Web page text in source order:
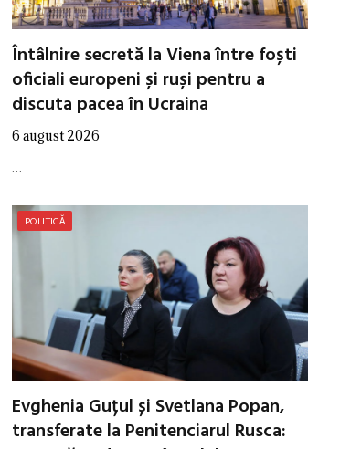
Întâlnire secretă la Viena între foști
oficiali europeni și ruși pentru a
discuta pacea în Ucraina
6 august 2026
…
POLITICĂ
Evghenia Guțul și Svetlana Popan,
transferate la Penitenciarul Rusca: